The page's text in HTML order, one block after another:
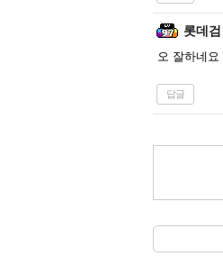
롯데검
오 잘하네요
답글